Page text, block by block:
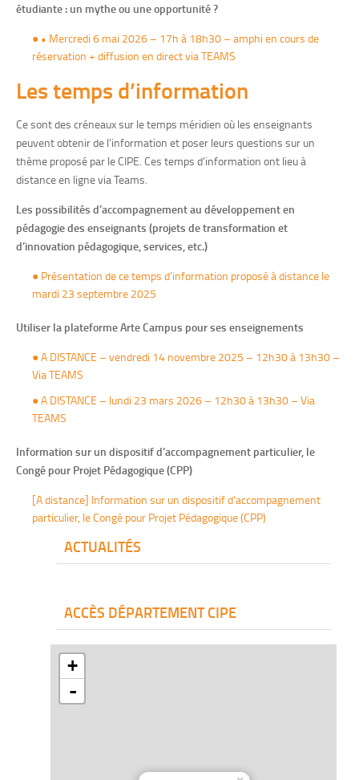
étudiante : un mythe ou une opportunité ?
● • Mercredi 6 mai 2026 – 17h à 18h30 – amphi en cours de
réservation + diffusion en direct via TEAMS
Les temps d’information
Ce sont des créneaux sur le temps méridien où les enseignants
peuvent obtenir de l’information et poser leurs questions sur un
thème proposé par le CIPE. Ces temps d’information ont lieu à
distance en ligne via Teams.
Les possibilités d’accompagnement au développement en
pédagogie des enseignants (projets de transformation et
d’innovation pédagogique, services, etc.)
● Présentation de ce temps d’information proposé à distance le
mardi 23 septembre 2025
Utiliser la plateforme Arte Campus pour ses enseignements
● A DISTANCE – vendredi 14 novembre 2025 – 12h30 à 13h30 –
Via TEAMS
● A DISTANCE – lundi 23 mars 2026 – 12h30 à 13h30 – Via
TEAMS
Information sur un dispositif d’accompagnement particulier, le
Congé pour Projet Pédagogique (CPP)
[A distance] Information sur un dispositif d’accompagnement
particulier, le Congé pour Projet Pédagogique (CPP)
ACTUALITÉS
ACCÈS DÉPARTEMENT CIPE